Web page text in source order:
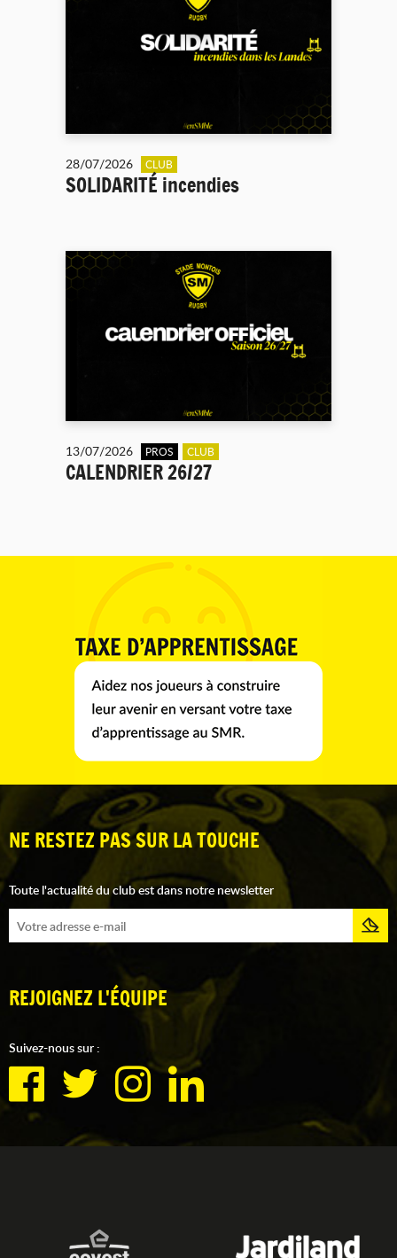
28/07/2026 CLUB
SOLIDARITÉ incendies
13/07/2026 PROS CLUB
CALENDRIER 26/27
NE RESTEZ PAS SUR LA TOUCHE
Toute l'actualité du club est dans notre newsletter
REJOIGNEZ L'ÉQUIPE
Suivez-nous sur :